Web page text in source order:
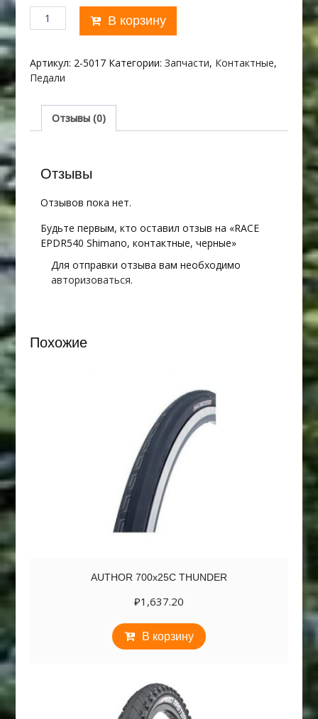
Количество
товара
EPDR540
Shimano,
контактные,
черные
В корзину
Артикул: 2-5017 Категории: Запчасти, Контактные,
Педали
Отзывы (0)
Отзывы
Отзывов пока нет.
Будьте первым, кто оставил отзыв на «RACE
EPDR540 Shimano, контактные, черные»
Для отправки отзыва вам необходимо
авторизоваться.
Похожие
AUTHOR 700х25C THUNDER
₽1,637.20
В корзину